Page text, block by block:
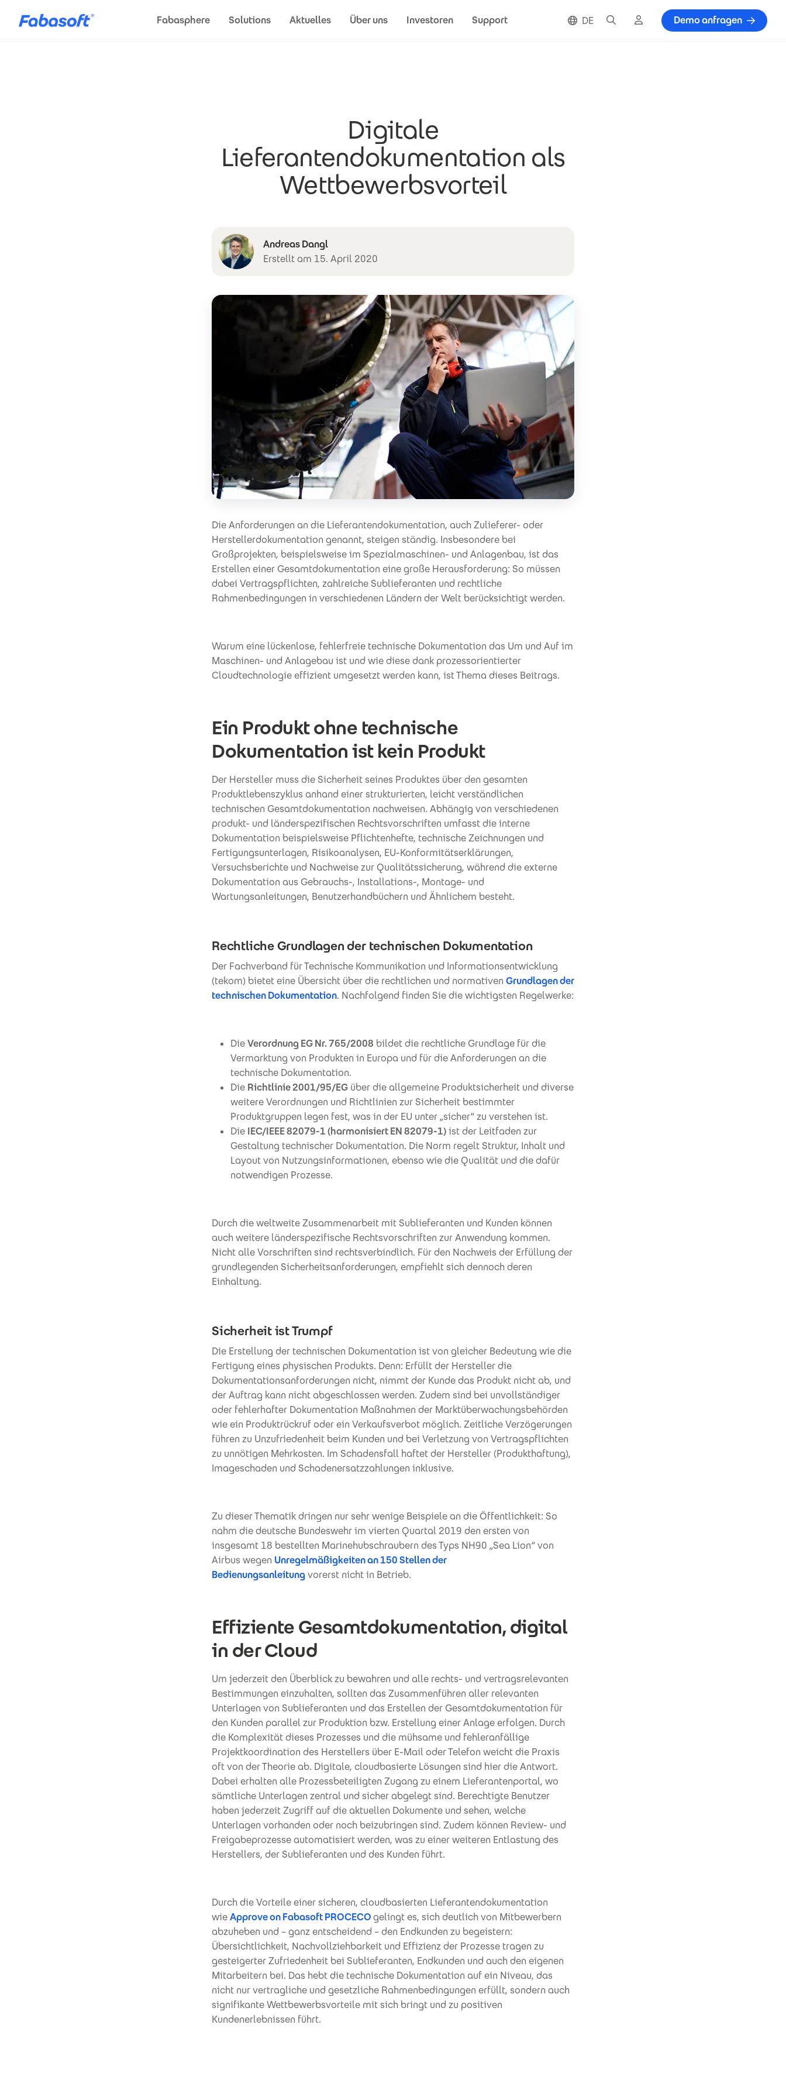
Fabasphere
Solutions Aktuelles Über uns Investoren Support DE SucheCloud LoginDemo anfragen
Digitale
Lieferantendokumentation als
Wettbewerbsvorteil
Andreas Dangl
Erstellt am 15. April 2020
Die Anforderungen an die Lieferantendokumentation, auch Zulieferer- oder
Herstellerdokumentation genannt, steigen ständig. Insbesondere bei
Großprojekten, beispielsweise im Spezialmaschinen- und Anlagenbau, ist das
Erstellen einer Gesamtdokumentation eine große Herausforderung: So müssen
dabei Vertragspflichten, zahlreiche Sublieferanten und rechtliche
Rahmenbedingungen in verschiedenen Ländern der Welt berücksichtigt werden.
Warum eine lückenlose, fehlerfreie technische Dokumentation das Um und Auf im
Maschinen- und Anlagebau ist und wie diese dank prozessorientierter
Cloudtechnologie effizient umgesetzt werden kann, ist Thema dieses Beitrags.
Ein Produkt ohne technische
Dokumentation ist kein Produkt
Der Hersteller muss die Sicherheit seines Produktes über den gesamten
Produktlebenszyklus anhand einer strukturierten, leicht verständlichen
technischen Gesamtdokumentation nachweisen. Abhängig von verschiedenen
produkt- und länderspezifischen Rechtsvorschriften umfasst die interne
Dokumentation beispielsweise Pflichtenhefte, technische Zeichnungen und
Fertigungsunterlagen, Risikoanalysen, EU-Konformitätserklärungen,
Versuchsberichte und Nachweise zur Qualitätssicherung, während die externe
Dokumentation aus Gebrauchs-, Installations-, Montage- und
Wartungsanleitungen, Benutzerhandbüchern und Ähnlichem besteht.
Rechtliche Grundlagen der technischen Dokumentation
Der Fachverband für Technische Kommunikation und Informationsentwicklung
(tekom) bietet eine Übersicht über die rechtlichen und normativen Grundlagen der
technischen Dokumentation. Nachfolgend finden Sie die wichtigsten Regelwerke:
DieVerordnung EG Nr. 765/2008 bildet die rechtliche Grundlage für die
Vermarktung von Produkten in Europa und für die Anforderungen an die
technische Dokumentation.
Die Richtlinie 2001/95/EG über die allgemeine Produktsicherheit und diverse
weitere Verordnungen und Richtlinien zur Sicherheit bestimmter
Produktgruppen legen fest, was in der EU unter „sicher“ zu verstehen ist.
Die IEC/IEEE 82079-1 (harmonisiert EN 82079-1)ist der Leitfaden zur
Gestaltung technischer Dokumentation. Die Norm regelt Struktur, Inhalt und
Layout von Nutzungsinformationen, ebenso wie die Qualität und die dafür
notwendigen Prozesse.
Durch die weltweite Zusammenarbeit mit Sublieferanten und Kunden können
auch weitere länderspezifische Rechtsvorschriften zur Anwendung kommen.
Nicht alle Vorschriften sind rechtsverbindlich. Für den Nachweis der Erfüllung der
grundlegenden Sicherheitsanforderungen, empfiehlt sich dennoch deren
Einhaltung.
Sicherheit ist Trumpf
Die Erstellung der technischen Dokumentation ist von gleicher Bedeutung wie die
Fertigung eines physischen Produkts. Denn: Erfüllt der Hersteller die
Dokumentationsanforderungen nicht, nimmt der Kunde das Produkt nicht ab, und
der Auftrag kann nicht abgeschlossen werden. Zudem sind bei unvollständiger
oder fehlerhafter Dokumentation Maßnahmen der Marktüberwachungsbehörden
wie ein Produktrückruf oder ein Verkaufsverbot möglich. Zeitliche Verzögerungen
führen zu Unzufriedenheit beim Kunden und bei Verletzung von Vertragspflichten
zu unnötigen Mehrkosten. Im Schadensfall haftet der Hersteller (Produkthaftung),
Imageschaden und Schadenersatzzahlungen inklusive.
Zu dieser Thematik dringen nur sehr wenige Beispiele an die Öffentlichkeit: So
nahm die deutsche Bundeswehr im vierten Quartal 2019 den ersten von
insgesamt 18 bestellten Marinehubschraubern des Typs NH90 „Sea Lion“ von
Airbus wegen Unregelmäßigkeiten an 150 Stellen der
Bedienungsanleitungvorerst nicht in Betrieb.
Effiziente Gesamtdokumentation, digital
in der Cloud
Um jederzeit den Überblick zu bewahren und alle rechts- und vertragsrelevanten
Bestimmungen einzuhalten, sollten das Zusammenführen aller relevanten
Unterlagen von Sublieferanten und das Erstellen der Gesamtdokumentation für
den Kunden parallel zur Produktion bzw. Erstellung einer Anlage erfolgen. Durch
die Komplexität dieses Prozesses und die mühsame und fehleranfällige
Projektkoordination des Herstellers über E-Mail oder Telefon weicht die Praxis
oft von der Theorie ab. Digitale, cloudbasierte Lösungen sind hier die Antwort.
Dabei erhalten alle Prozessbeteiligten Zugang zu einem Lieferantenportal, wo
sämtliche Unterlagen zentral und sicher abgelegt sind. Berechtigte Benutzer
haben jederzeit Zugriff auf die aktuellen Dokumente und sehen, welche
Unterlagen vorhanden oder noch beizubringen sind. Zudem können Review- und
Freigabeprozesse automatisiert werden, was zu einer weiteren Entlastung des
Herstellers, der Sublieferanten und des Kunden führt.
Durch die Vorteile einer sicheren, cloudbasierten Lieferantendokumentation
wieApprove on Fabasoft PROCECOgelingt es, sich deutlich von Mitbewerbern
abzuheben und – ganz entscheidend – den Endkunden zu begeistern:
Übersichtlichkeit, Nachvollziehbarkeit und Effizienz der Prozesse tragen zu
gesteigerter Zufriedenheit bei Sublieferanten, Endkunden und auch den eigenen
Mitarbeitern bei. Das hebt die technische Dokumentation auf ein Niveau, das
nicht nur vertragliche und gesetzliche Rahmenbedingungen erfüllt, sondern auch
signifikante Wettbewerbsvorteile mit sich bringt und zu positiven
Kundenerlebnissen führt.